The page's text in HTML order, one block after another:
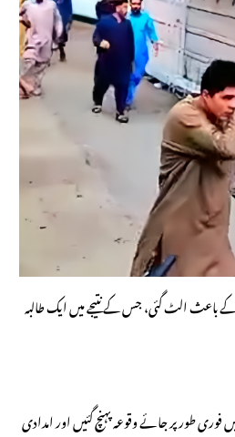
باعث الٹ گئی، جس کے نتیجے میں ایک طالبہ
اور ریسکیو میڈیکل ٹیمیں فوری طور پر جائے وقوعہ پہنچ گئیں اور امدادی